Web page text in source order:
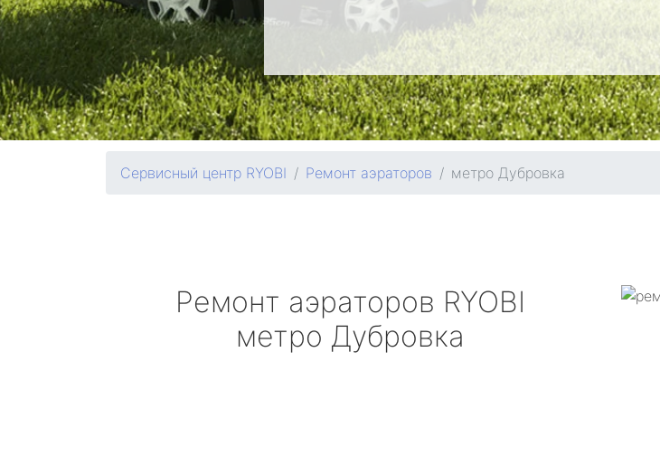
Сервисный центр RYOBI Ремонт аэраторов метро Дубровка
Ремонт аэраторов RYOBI
метро Дубровка